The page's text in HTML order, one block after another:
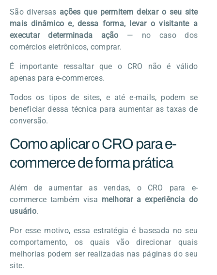
São diversas ações que permitem deixar o seu site
mais dinâmico e, dessa forma, levar o visitante a
executar determinada ação — no caso dos
comércios eletrônicos, comprar.
É importante ressaltar que o CRO não é válido
apenas para e-commerces.
Todos os tipos de sites, e até e-mails, podem se
beneficiar dessa técnica para aumentar as taxas de
conversão.
Como aplicar o CRO para e-
commerce de forma prática
Além de aumentar as vendas, o CRO para e-
commerce também visa melhorar a experiência do
usuário.
Por esse motivo, essa estratégia é baseada no seu
comportamento, os quais vão direcionar quais
melhorias podem ser realizadas nas páginas do seu
site.